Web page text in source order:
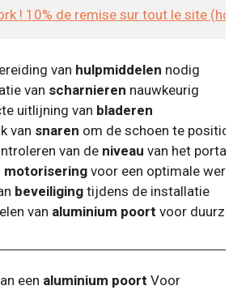
! 10% de remise sur tout le site (hors
van hulpmiddelen nodig
van scharnieren nauwkeurig
uitlijning van bladeren
van snaren om de schoen te
van de niveau van het portaal
motoriseringvoor een optimale werking
beveiligingtijdens de installatie
van aluminium poort voor
een aluminium poort Voor